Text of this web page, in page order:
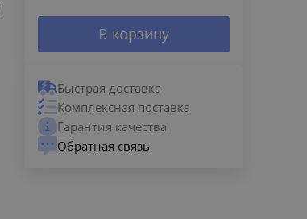
В корзину
Быстрая доставка
Комплексная поставка
Гарантия качества
Обратная связь